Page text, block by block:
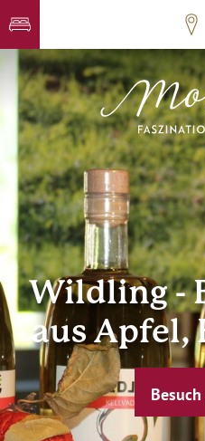
Wildling -
aus Apfel,